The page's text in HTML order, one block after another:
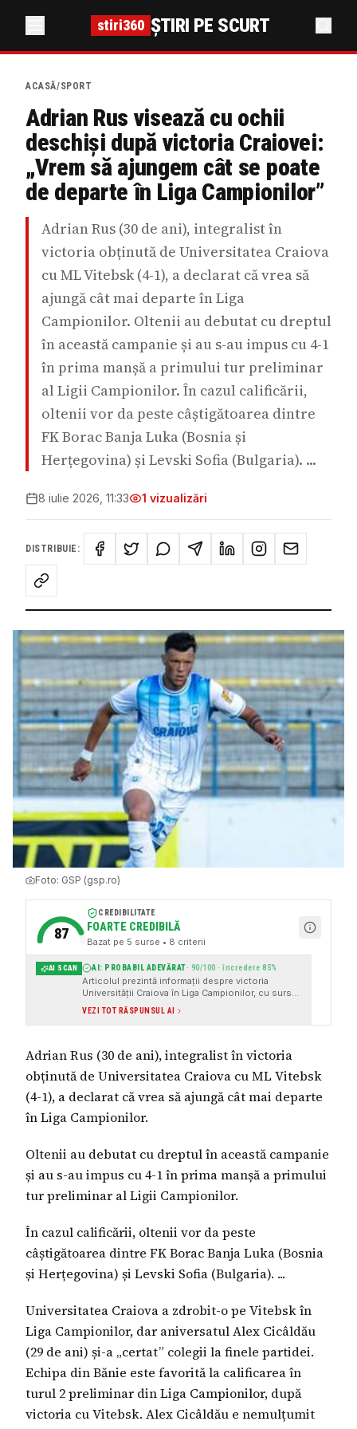
stiri360 ȘTIRI PE SCURT
ACASĂ/SPORT
Adrian Rus visează cu ochii
deschiși după victoria Craiovei:
„Vrem să ajungem cât se poate
de departe în Liga Campionilor”
Adrian Rus (30 de ani), integralist în
victoria obținută de Universitatea Craiova
cu ML Vitebsk (4-1), a declarat că vrea să
ajungă cât mai departe în Liga
Campionilor. Oltenii au debutat cu dreptul
în această campanie și au s-au impus cu 4-1
în prima manșă a primului tur preliminar
al Ligii Campionilor. În cazul calificării,
oltenii vor da peste câștigătoarea dintre
FK Borac Banja Luka (Bosnia și
Herțegovina) și Levski Sofia (Bulgaria). ...
8 iulie 2026, 11:33 1 vizualizări
DISTRIBUIE:
Foto: GSP (gsp.ro)
87
CREDIBILITATE
FOARTE CREDIBILĂ
Bazat pe 5 surse • 8 criterii
AI SCAN AI: PROBABIL ADEVĂRAT· 90/100 · încredere85%
Articolul prezintă informații despre victoria
Universității Craiova în Liga Campionilor, cu surse
instituționale și citate cu atribuire clară.
VEZI TOT RĂSPUNSUL AI
Adrian Rus (30 de ani), integralist în victoria
obținută de Universitatea Craiova cu ML Vitebsk
(4-1), a declarat că vrea să ajungă cât mai departe
în Liga Campionilor.
Oltenii au debutat cu dreptul în această campanie
și au s-au impus cu 4-1 în prima manșă a primului
tur preliminar al Ligii Campionilor.
În cazul calificării, oltenii vor da peste
câștigătoarea dintre FK Borac Banja Luka (Bosnia
și Herțegovina) și Levski Sofia (Bulgaria). ...
Universitatea Craiova a zdrobit-o pe Vitebsk în
Liga Campionilor, dar aniversatul Alex Cicâldău
(29 de ani) și-a „certat” colegii la finele partidei.
Echipa din Bănie este favorită la calificarea în
turul 2 preliminar din Liga Campionilor, după
victoria cu Vitebsk. Alex Cicâldău e nemulțumit